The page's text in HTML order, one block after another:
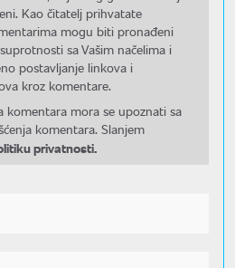
Kao čitatelj prihvatate
mogu biti pronađeni
sa Vašim načelima i
postavljanje linkova i
kroz komentare.
komentara mora se upoznati sa
komentara. Slanjem
privatnosti.